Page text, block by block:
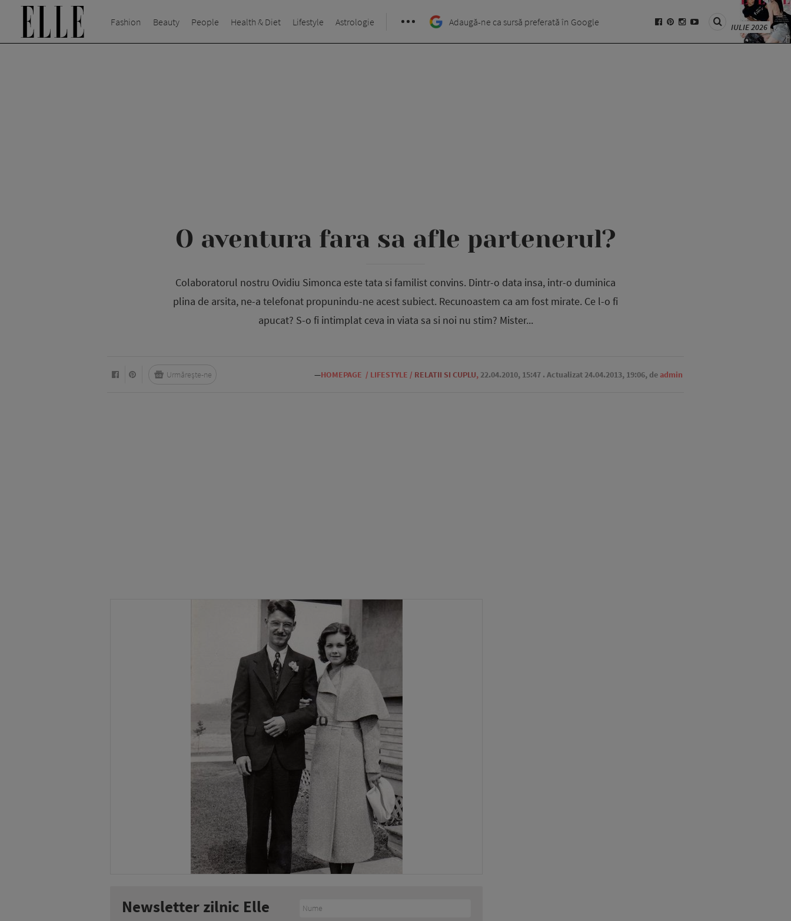
Fashion Beauty People Health & Diet Lifestyle Astrologie Adaugă-ne ca sursă preferată în Google IULIE 2026
O aventura fara sa afle partenerul?
Colaboratorul nostru Ovidiu Simonca este tata si familist convins. Dintr-o data insa, intr-o du­mi­nica
plina de arsita, ne-a telefonat propunindu-ne acest subiect. Recunoastem ca am fost mirate. Ce l-o fi
apucat? S-o fi intimplat ceva in viata sa si noi nu stim? Mister...
—HOMEPAGE / LIFESTYLE / RELATII SI CUPLU, 22.04.2010, 15:47 . Actualizat 24.04.2013, 19:06, de admin
Urmărește-ne
Newsletter zilnic Elle